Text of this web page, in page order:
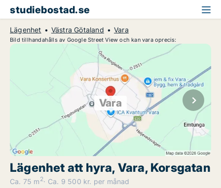
studiebostad.se
Lägenhet Västra Götaland Vara
Bild tillhandahålls av Google Street View och kan vara oprecis:
Vara
Lägenhet att hyra, Vara, Korsgatan
Ca. 75 m 2 Ca. 9 500 kr. per månad